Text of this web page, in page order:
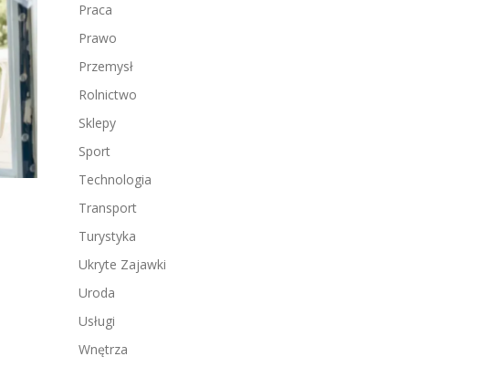
Praca
Prawo
Przemysł
Rolnictwo
Sklepy
Sport
Technologia
Transport
Turystyka
Ukryte Zajawki
Uroda
Usługi
Wnętrza